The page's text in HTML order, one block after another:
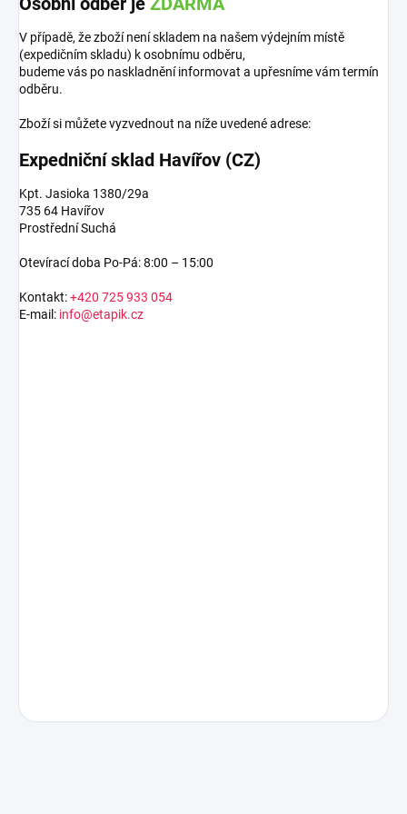
V případě, že zboží není skladem na našem výdejním místě
(expedičním skladu) k osobnímu odběru,
budeme vás po naskladnění informovat a upřesníme vám termín
odběru.
Zboží si můžete vyzvednout na níže uvedené adrese:
Expedniční sklad Havířov (CZ)
Kpt. Jasioka 1380/29a
735 64 Havířov
Prostřední Suchá
Otevírací doba Po-Pá: 8:00 – 15:00
Kontakt:+420 725 933 054
E-mail: info@etapik.cz